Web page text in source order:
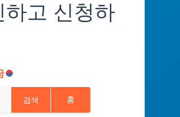
고 신청하
검색 홈